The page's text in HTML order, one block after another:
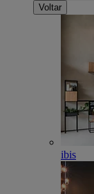
Voltar
ibis